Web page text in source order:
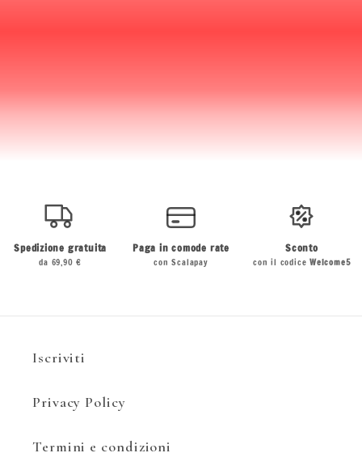
Spedizione gratuita
da 69,90 €
Paga in comode rate
con Scalapay
Sconto
con il codiceWelcome5
Iscriviti
Privacy Policy
Termini e condizioni